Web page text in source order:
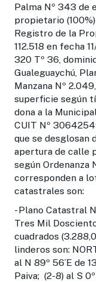
Palma Nº 343 de
propietario
Registro de la
112.518 en fecha
320 Tº 36,
Gualeguaychú,
Manzana Nº
superficie según
dona a la
CUIT Nº
que se desglosan
apertura de calle
según Ordenanza
corresponden a
catastrales son:
- Plano Catastral
Tres Mil
cuadrados
linderos son:
al N 89º 56´E de
Paiva; (2-8) al S